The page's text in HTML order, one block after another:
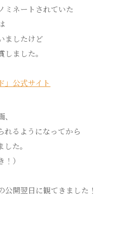
ミネートされていた
ましたけど
ました。
」公式サイト
れるようになってから
た。
）
公開翌日に観てきました！